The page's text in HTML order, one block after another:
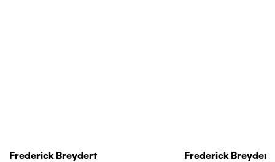
Frederick Breydert
Frederick Breydert